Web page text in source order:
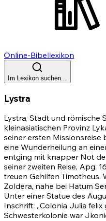
Online-Bibellexikon
Im Lexikon suchen...
Lystra
Lystra, Stadt und römische
kleinasiatischen Provinz
seiner ersten
eine Wunderheilung an
entging mit knapper Not
seiner zweiten Reise, Apg.
treuen Gehilfen Timotheus.
Zoldera, nahe bei Hatum
Unter einer Statue des
Inschrift: „Colonia Julia felix
Schwesterkolonie war